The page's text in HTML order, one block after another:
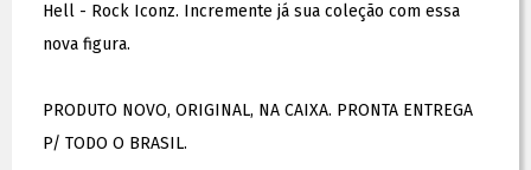
Hell - Rock Iconz. Incremente já sua coleção com essa
nova figura.
PRODUTO NOVO, ORIGINAL, NA CAIXA. PRONTA ENTREGA
P/ TODO O BRASIL.